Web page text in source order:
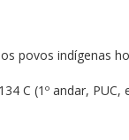
povos indígenas
C (1º andar, PUC,